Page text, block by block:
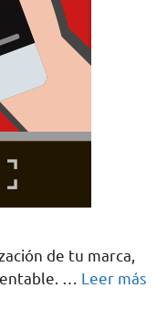
de tu marca,
… Leer más